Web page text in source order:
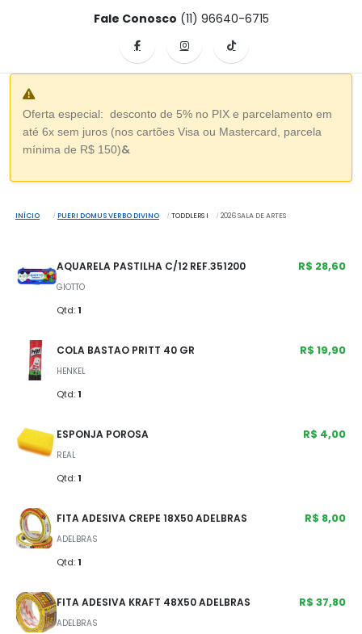
Fale Conosco (11) 96640-6715
Oferta especial: desconto de 5% no PIX e parcelamento em
até 6x sem juros (nos cartões Visa ou Mastercard, parcela
mínima de R$ 150)&
INÍCIO PUERI DOMUS VERBO DIVINO TODDLERS I 2026 SALA DE ARTES
AQUARELA PASTILHA C/12 REF.351200
GIOTTO
Qtd: 1
R$ 28,60
COLA BASTAO PRITT 40 GR
HENKEL
Qtd: 1
R$ 19,90
ESPONJA POROSA
REAL
Qtd: 1
R$ 4,00
FITA ADESIVA CREPE 18X50 ADELBRAS
ADELBRAS
Qtd: 1
R$ 8,00
FITA ADESIVA KRAFT 48X50 ADELBRAS
ADELBRAS
R$ 37,80